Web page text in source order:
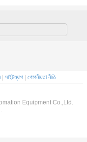
| সাইটম্যাপ | গোপনীয়তা নীতি
Equipment Co.,Ltd.